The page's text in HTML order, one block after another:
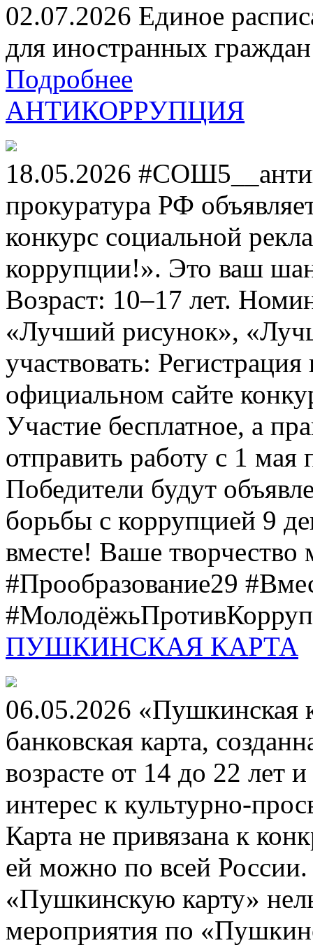
02.07.2026 Единое
для иностранных
Подробнее
АНТИКОРРУПЦИЯ
18.05.2026
прокуратура РФ
конкурс социальной
коррупции!». Это ваш
Возраст: 10–17 лет.
«Лучший рисунок»,
участвовать:
официальном сайте
Участие бесплатное, а
отправить работу с 1 мая
Победители будут
борьбы с коррупцией 9
вместе! Ваше творчество
#Прообразование29
ПУШКИНСКАЯ КАРТА
06.05.2026 «Пушкинская
банковская карта,
возрасте от 14 до 22 лет
интерес к культурно-
Карта не привязана к
ей можно по всей
«Пушкинскую карту»
мероприятия по